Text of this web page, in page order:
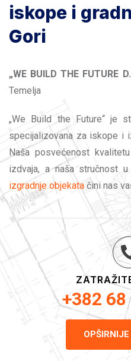
iskope i
Gori
„WE BUILD THE FUTURE
Temelja
„We Build the Future“ je
specijalizovana za iskope i
Naša posvećenost
izdvaja, a naša stručnost
izgradnje objekata čini nas
+382